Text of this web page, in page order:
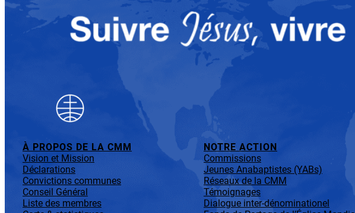
À PROPOS DE LA CMM
Vision et Mission
Déclarations
Convictions communes
Conseil Général
Liste des membres
NOTRE ACTION
Commissions
Jeunes Anabaptistes (YABs)
Réseaux de la CMM
Témoignages
Dialogue inter-dénominationel